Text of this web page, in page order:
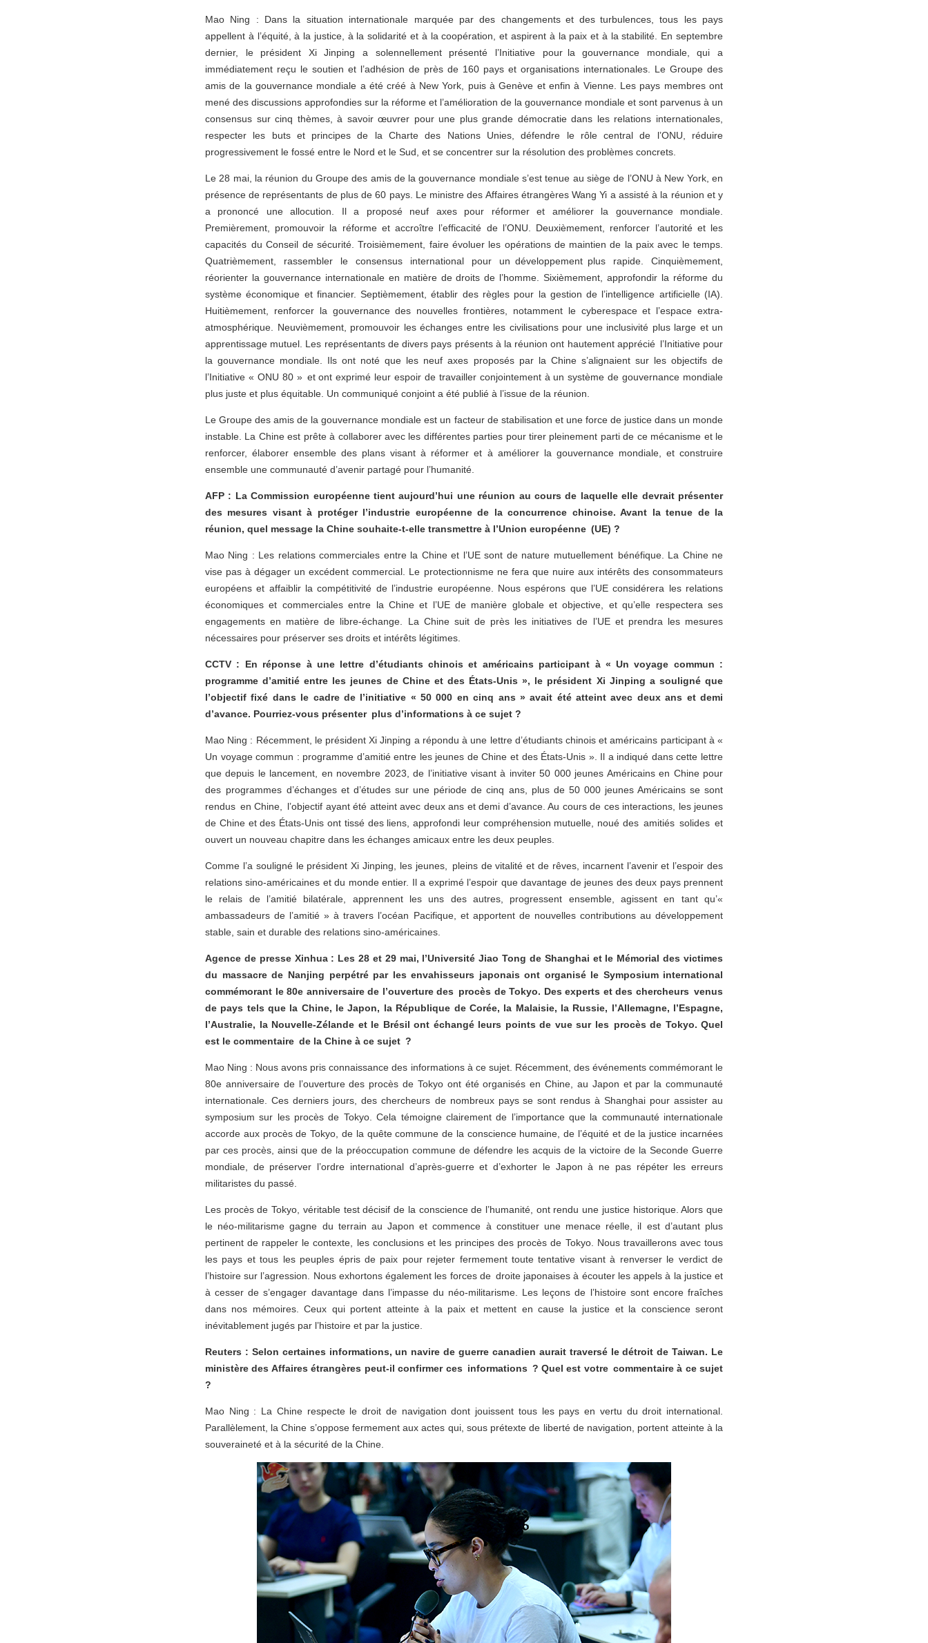
Mao Ning : Dans la situation internationale marquée par des changements et des turbulences, tous les pays
appellent à l’équité, à la justice, à la solidarité et à la coopération, et aspirent à la paix et à la stabilité. En septembre
dernier, le président Xi Jinping a solennellement présenté l’Initiative pour la gouvernance mondiale, qui a
immédiatement reçu le soutien et l’adhésion de près de 160 pays et organisations internationales. Le Groupe des
amis de la gouvernance mondiale a été créé à New York, puis à Genève et enfin à Vienne. Les pays membres ont
mené des discussions approfondies sur la réforme et l’amélioration de la gouvernance mondiale et sont parvenus à un
consensus sur cinq thèmes, à savoir œuvrer pour une plus grande démocratie dans les relations internationales,
respecter les buts et principes de la Charte des Nations Unies, défendre le rôle central de l’ONU, réduire
progressivement le fossé entre le Nord et le Sud, et se concentrer sur la résolution des problèmes concrets.
Le 28 mai, la réunion du Groupe des amis de la gouvernance mondiale s’est tenue au siège de l’ONU à New York, en
présence de représentants de plus de 60 pays. Le ministre des Affaires étrangères Wang Yi a assisté à la réunion et y
a prononcé une allocution. Il a proposé neuf axes pour réformer et améliorer la gouvernance mondiale.
Premièrement, promouvoir la réforme et accroître l’efficacité de l’ONU. Deuxièmement, renforcer l’autorité et les
capacités du Conseil de sécurité. Troisièmement, faire évoluer les opérations de maintien de la paix avec le temps.
Quatrièmement, rassembler le consensus international pour un développement plus rapide. Cinquièmement,
réorienter la gouvernance internationale en matière de droits de l’homme. Sixièmement, approfondir la réforme du
système économique et financier. Septièmement, établir des règles pour la gestion de l’intelligence artificielle (IA).
Huitièmement, renforcer la gouvernance des nouvelles frontières, notamment le cyberespace et l’espace extra-
atmosphérique. Neuvièmement, promouvoir les échanges entre les civilisations pour une inclusivité plus large et un
apprentissage mutuel. Les représentants de divers pays présents à la réunion ont hautement apprécié l’Initiative pour
la gouvernance mondiale. Ils ont noté que les neuf axes proposés par la Chine s’alignaient sur les objectifs de
l’Initiative « ONU 80 » et ont exprimé leur espoir de travailler conjointement à un système de gouvernance mondiale
plus juste et plus équitable. Un communiqué conjoint a été publié à l’issue de la réunion.
Le Groupe des amis de la gouvernance mondiale est un facteur de stabilisation et une force de justice dans un monde
instable. La Chine est prête à collaborer avec les différentes parties pour tirer pleinement parti de ce mécanisme et le
renforcer, élaborer ensemble des plans visant à réformer et à améliorer la gouvernance mondiale, et construire
ensemble une communauté d’avenir partagé pour l’humanité.
AFP : La Commission européenne tient aujourd’hui une réunion au cours de laquelle elle devrait présenter
des mesures visant à protéger l’industrie européenne de la concurrence chinoise. Avant la tenue de la
réunion, quel message la Chine souhaite-t-elle transmettre à l’Union européenne (UE) ?
Mao Ning : Les relations commerciales entre la Chine et l’UE sont de nature mutuellement bénéfique. La Chine ne
vise pas à dégager un excédent commercial. Le protectionnisme ne fera que nuire aux intérêts des consommateurs
européens et affaiblir la compétitivité de l’industrie européenne. Nous espérons que l’UE considérera les relations
économiques et commerciales entre la Chine et l’UE de manière globale et objective, et qu’elle respectera ses
engagements en matière de libre-échange. La Chine suit de près les initiatives de l’UE et prendra les mesures
nécessaires pour préserver ses droits et intérêts légitimes.
CCTV : En réponse à une lettre d’étudiants chinois et américains participant à « Un voyage commun :
programme d’amitié entre les jeunes de Chine et des États-Unis », le président Xi Jinping a souligné que
l’objectif fixé dans le cadre de l’initiative « 50 000 en cinq ans » avait été atteint avec deux ans et demi
d’avance. Pourriez-vous présenter plus d’informations à ce sujet ?
Mao Ning : Récemment, le président Xi Jinping a répondu à une lettre d’étudiants chinois et américains participant à «
Un voyage commun : programme d’amitié entre les jeunes de Chine et des États-Unis ». Il a indiqué dans cette lettre
que depuis le lancement, en novembre 2023, de l’initiative visant à inviter 50 000 jeunes Américains en Chine pour
des programmes d’échanges et d’études sur une période de cinq ans, plus de 50 000 jeunes Américains se sont
rendus en Chine, l’objectif ayant été atteint avec deux ans et demi d’avance. Au cours de ces interactions, les jeunes
de Chine et des États-Unis ont tissé des liens, approfondi leur compréhension mutuelle, noué des amitiés solides et
ouvert un nouveau chapitre dans les échanges amicaux entre les deux peuples.
Comme l’a souligné le président Xi Jinping, les jeunes, pleins de vitalité et de rêves, incarnent l’avenir et l’espoir des
relations sino-américaines et du monde entier. Il a exprimé l’espoir que davantage de jeunes des deux pays prennent
le relais de l’amitié bilatérale, apprennent les uns des autres, progressent ensemble, agissent en tant qu’«
ambassadeurs de l’amitié » à travers l’océan Pacifique, et apportent de nouvelles contributions au développement
stable, sain et durable des relations sino-américaines.
Agence de presse Xinhua : Les 28 et 29 mai, l’Université Jiao Tong de Shanghai et le Mémorial des victimes
du massacre de Nanjing perpétré par les envahisseurs japonais ont organisé le Symposium international
commémorant le 80e anniversaire de l’ouverture des procès de Tokyo. Des experts et des chercheurs venus
de pays tels que la Chine, le Japon, la République de Corée, la Malaisie, la Russie, l’Allemagne, l’Espagne,
l’Australie, la Nouvelle-Zélande et le Brésil ont échangé leurs points de vue sur les procès de Tokyo. Quel
est le commentaire de la Chine à ce sujet ?
Mao Ning : Nous avons pris connaissance des informations à ce sujet. Récemment, des événements commémorant le
80e anniversaire de l’ouverture des procès de Tokyo ont été organisés en Chine, au Japon et par la communauté
internationale. Ces derniers jours, des chercheurs de nombreux pays se sont rendus à Shanghai pour assister au
symposium sur les procès de Tokyo. Cela témoigne clairement de l’importance que la communauté internationale
accorde aux procès de Tokyo, de la quête commune de la conscience humaine, de l’équité et de la justice incarnées
par ces procès, ainsi que de la préoccupation commune de défendre les acquis de la victoire de la Seconde Guerre
mondiale, de préserver l’ordre international d’après-guerre et d’exhorter le Japon à ne pas répéter les erreurs
militaristes du passé.
Les procès de Tokyo, véritable test décisif de la conscience de l’humanité, ont rendu une justice historique. Alors que
le néo-militarisme gagne du terrain au Japon et commence à constituer une menace réelle, il est d’autant plus
pertinent de rappeler le contexte, les conclusions et les principes des procès de Tokyo. Nous travaillerons avec tous
les pays et tous les peuples épris de paix pour rejeter fermement toute tentative visant à renverser le verdict de
l’histoire sur l’agression. Nous exhortons également les forces de droite japonaises à écouter les appels à la justice et
à cesser de s’engager davantage dans l’impasse du néo-militarisme. Les leçons de l’histoire sont encore fraîches
dans nos mémoires. Ceux qui portent atteinte à la paix et mettent en cause la justice et la conscience seront
inévitablement jugés par l’histoire et par la justice.
Reuters : Selon certaines informations, un navire de guerre canadien aurait traversé le détroit de Taiwan. Le
ministère des Affaires étrangères peut-il confirmer ces informations ? Quel est votre commentaire à ce sujet
?
Mao Ning : La Chine respecte le droit de navigation dont jouissent tous les pays en vertu du droit international.
Parallèlement, la Chine s’oppose fermement aux actes qui, sous prétexte de liberté de navigation, portent atteinte à la
souveraineté et à la sécurité de la Chine.